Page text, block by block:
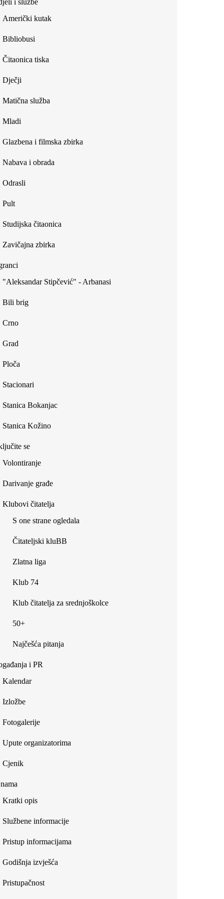
external)
i službe
Američki kutak
Bibliobusi
Čitaonica tiska
Dječji
Matična služba
Mladi
Glazbena i filmska zbirka
Nabava i obrada
Odrasli
Pult
Studijska čitaonica
Zavičajna zbirka
"Aleksandar Stipčević" - Arbanasi
Bili brig
Crno
Grad
Ploča
Stacionari
Stanica Bokanjac
Stanica Kožino
se
Volontiranje
Darivanje građe
Klubovi čitatelja
S one strane ogledala
Čitateljski kluBB
Zlatna liga
Klub 74
Klub čitatelja za srednjoškolce
50+
Najčešća pitanja
i PR
Kalendar
Izložbe
Fotogalerije
Upute organizatorima
Cjenik
Kratki opis
Službene informacije
Pristup informacijama
Godišnja izvješća
Pristupačnost